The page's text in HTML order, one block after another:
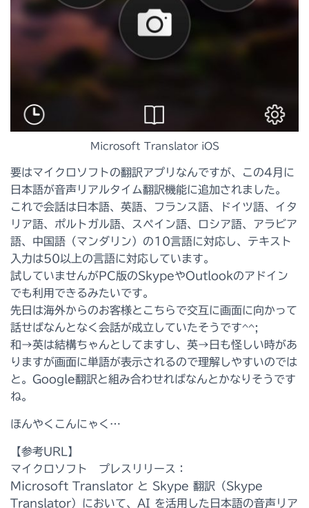
Microsoft Translator iOS
要はマイクロソフトの翻訳アプリなんですが、この4月に
日本語が音声リアルタイム翻訳機能に追加されました。
これで会話は日本語、英語、フランス語、ドイツ語、イタ
リア語、ポルトガル語、スペイン語、ロシア語、アラビア
語、中国語（マンダリン）の10言語に対応し、テキスト
入力は50以上の言語に対応しています。
試していませんがPC版のSkypeやOutlookのアドイン
でも利用できるみたいです。
先日は海外からのお客様とこちらで交互に画面に向かって
話せばなんとなく会話が成立していたそうです^^;
和→英は結構ちゃんとしてますし、英→日も怪しい時があ
りますが画面に単語が表示されるので理解しやすいのでは
と。Google翻訳と組み合わせればなんとかなりそうです
ね。
ほんやくこんにゃく…
【参考URL】
マイクロソフト プレスリリース：
Microsoft Translator と Skype 翻訳（Skype
Translator）において、AI を活用した日本語の音声リア